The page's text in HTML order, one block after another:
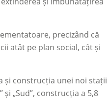
precizând că
atât pe plan social, cât și
și construcția unei noi stații
„Sud”, construcția a 5,8